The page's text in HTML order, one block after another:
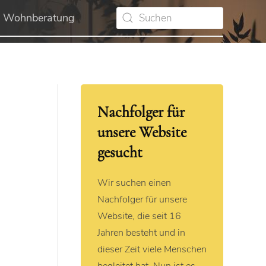
Wohnberatung
Nachfolger für
unsere Website
gesucht
Wir suchen einen
Nachfolger für unsere
Website, die seit 16
Jahren besteht und in
dieser Zeit viele Menschen